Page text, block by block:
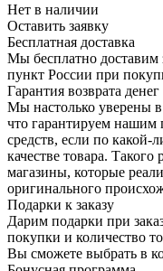
Нет в наличии
Оставить заявку
Бесплатная доставка
Мы бесплатно доставим
пункт России при
Гарантия возврата денег
Мы настолько уверены в
что гарантируем нашим
средств, если по
качестве товара.
магазины, которые
оригинального
Подарки к заказу
Дарим подарки при
покупки и количество
Вы сможете выбрать в